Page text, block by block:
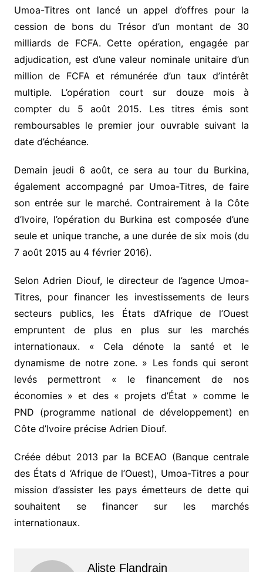
Umoa-Titres ont lancé un appel d’offres pour la
cession de bons du Trésor d’un montant de 30
milliards de FCFA. Cette opération, engagée par
adjudication, est d’une valeur nominale unitaire d’un
million de FCFA et rémunérée d’un taux d’intérêt
multiple. L’opération court sur douze mois à
compter du 5 août 2015. Les titres émis sont
remboursables le premier jour ouvrable suivant la
date d’échéance.
Demain jeudi 6 août, ce sera au tour du Burkina,
également accompagné par Umoa-Titres, de faire
son entrée sur le marché. Contrairement à la Côte
d’Ivoire, l’opération du Burkina est composée d’une
seule et unique tranche, a une durée de six mois (du
7 août 2015 au 4 février 2016).
Selon Adrien Diouf, le directeur de l’agence Umoa-
Titres, pour financer les investissements de leurs
secteurs publics, les États d’Afrique de l’Ouest
empruntent de plus en plus sur les marchés
internationaux. « Cela dénote la santé et le
dynamisme de notre zone. » Les fonds qui seront
levés permettront « le financement de nos
économies » et des « projets d’État » comme le
PND (programme national de développement) en
Côte d’Ivoire précise Adrien Diouf.
Créée début 2013 par la BCEAO (Banque centrale
des États d ‘Afrique de l’Ouest), Umoa-Titres a pour
mission d’assister les pays émetteurs de dette qui
souhaitent se financer sur les marchés
internationaux.
Aliste Flandrain